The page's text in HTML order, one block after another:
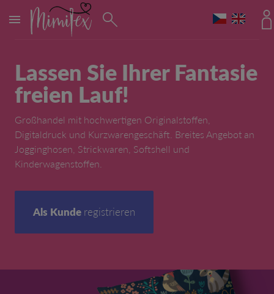
MENÜ
Lassen Sie Ihrer Fantasie
freien Lauf!
Großhandel mit hochwertigen Originalstoffen,
Digitaldruck und Kurzwarengeschäft. Breites Angebot an
Jogginghosen, Strickwaren, Softshell und
Kinderwagenstoffen.
Als Kunde registrieren